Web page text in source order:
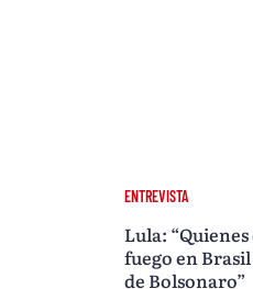
ENTREVISTA
Lula:
fuego en
de Bolsonaro”